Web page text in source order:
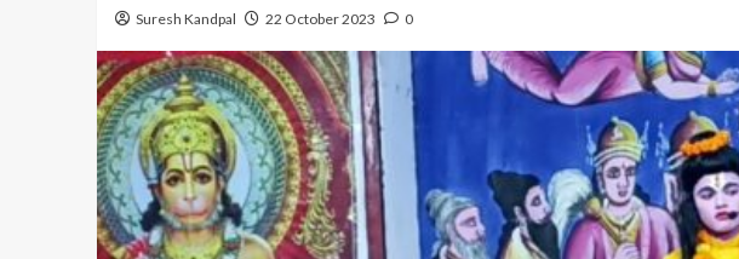
Suresh Kandpal 22 October 2023 0